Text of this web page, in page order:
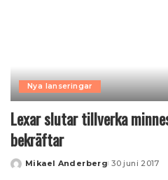
Nya lanseringar
Lexar slutar tillverka
bekräftar
Posted
Mikael Anderberg 30 juni 2017